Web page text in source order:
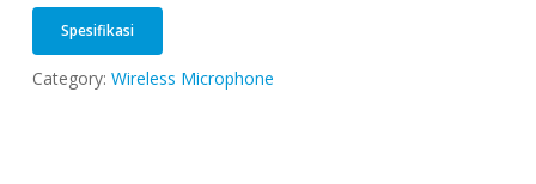
Spesifikasi
Category: Wireless Microphone